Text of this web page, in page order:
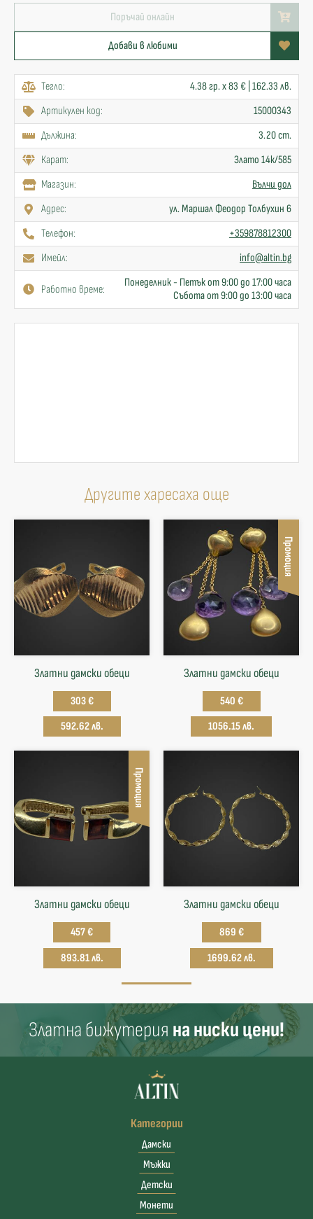
Поръчай онлайн
Добави в любими
Тегло:
4.38 гр. x 83 € | 162.33 лв.
Артикулен код:
15000343
Дължина:
3.20 cm.
Карат:
Злато 14к/585
Mагазин:
Вълчи дол
Адрес:
ул. Маршал Феодор Толбухин 6
Телефон:
+359878812300
Имейл:
info@altin.bg
Работно време:
Понеделник - Петък от 9:00 до 17:00 часа
Събота от 9:00 до 13:00 часа
Другите харесаха още
Златни дамски обеци
303 €
592.62 лв.
Промоция
Златни дамски обеци
540 €
1056.15 лв.
Промоция
Златни дамски обеци
457 €
893.81 лв.
Златни дамски обеци
869 €
1699.62 лв.
Златна бижутерия на ниски цени!
Категории
Дамски
Мъжки
Детски
Монети